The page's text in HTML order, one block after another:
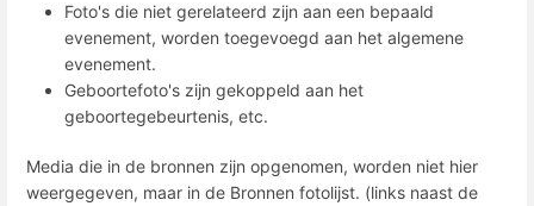
Foto's die niet gerelateerd zijn aan een bepaald
evenement, worden toegevoegd aan het algemene
evenement.
Geboortefoto's zijn gekoppeld aan het
geboortegebeurtenis, etc.
Media die in de bronnen zijn opgenomen, worden niet hier
weergegeven, maar in de Bronnen fotolijst. (links naast de